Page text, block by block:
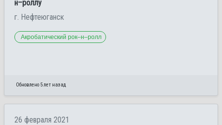
н–роллу
г. Нефтеюганск
Акробатический рок–н–ролл
Обновлено 5 лет назад
26 февраля 2021